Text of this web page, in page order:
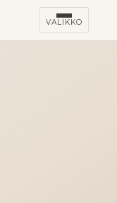
VALIKKO